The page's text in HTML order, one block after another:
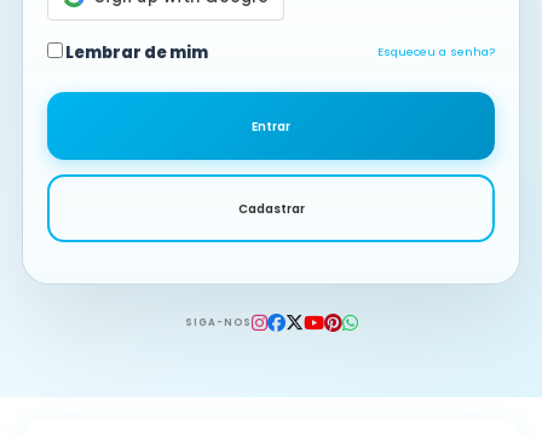
Lembrar de mim Esqueceu a senha?
Entrar
Cadastrar
SIGA-NOS